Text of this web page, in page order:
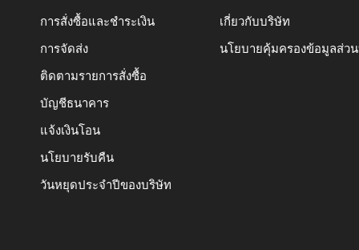
การสั่งซื้อและชำระเงิน
การจัดส่ง
ติดตามรายการสั่งซื้อ
บัญชีธนาคาร
แจ้งเงินโอน
นโยบายรับคืน
วันหยุดประจำปีของบริษัท
เกี่ยวกับบริษัท
นโยบายคุ้มครองข้อมูลส่ว